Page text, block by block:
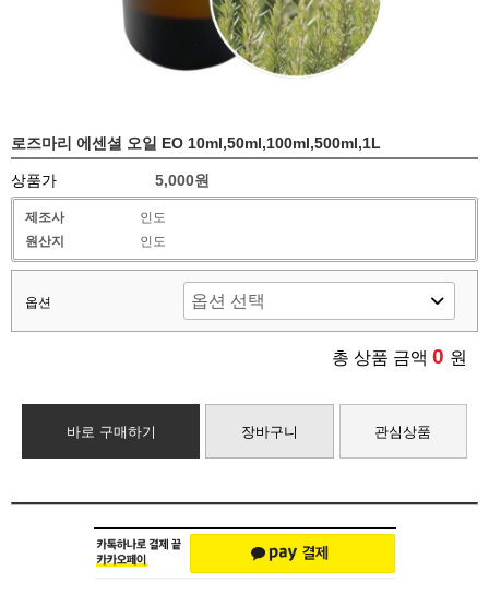
로즈마리 에센셜 오일 EO 10ml,50ml,100ml,500ml,1L
상품가 5,000원
제조사
인도
원산지
인도
옵션
총 상품 금액 0 원
바로 구매하기 장바구니 관심상품